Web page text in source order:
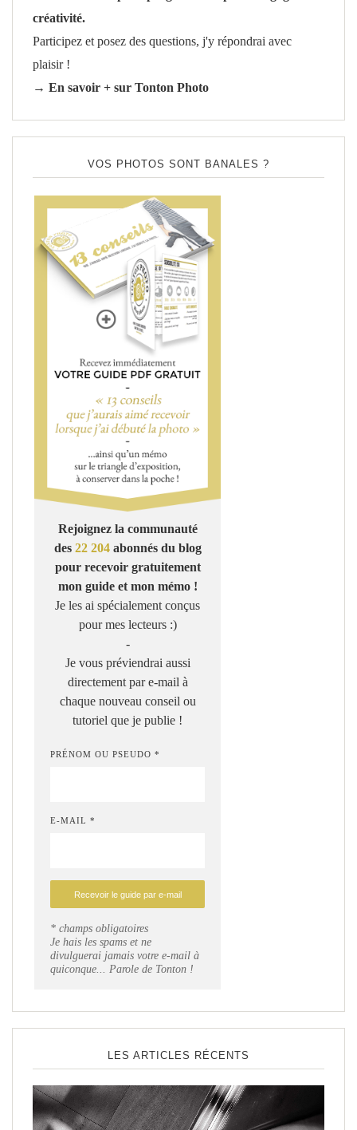
créativité.
Participez et posez des questions, j'y répondrai avec
plaisir !
→ En savoir + sur Tonton Photo
VOS PHOTOS SONT BANALES ?
Rejoignez la communauté
des 22 204abonnés du blog
pour recevoir gratuitement
mon guide et mon mémo !
Je les ai spécialement conçus
pour mes lecteurs :)
-
Je vous préviendrai aussi
directement par e-mail à
chaque nouveau conseil ou
tutoriel que je publie !
PRÉNOM OU PSEUDO *
E-MAIL *
* champs obligatoires
Je hais les spams et ne
divulguerai jamais votre e-mail à
quiconque... Parole de Tonton !
LES ARTICLES RÉCENTS